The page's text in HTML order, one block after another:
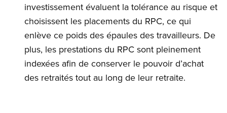
investissement évaluent la tolérance au risque et
choisissent les placements du RPC, ce qui
enlève ce poids des épaules des travailleurs. De
plus, les prestations du RPC sont pleinement
indexées afin de conserver le pouvoir d’achat
des retraités tout au long de leur retraite.